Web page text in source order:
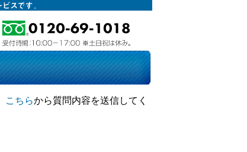
こちらから質問内容を送信してく